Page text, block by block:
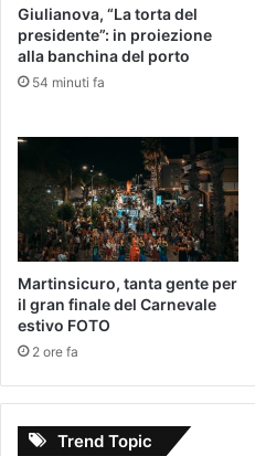
Giulianova, “La torta del
presidente”: in proiezione
alla banchina del porto
54 minuti fa
Martinsicuro, tanta gente per
il gran finale del Carnevale
estivo FOTO
2 ore fa
Trend Topic